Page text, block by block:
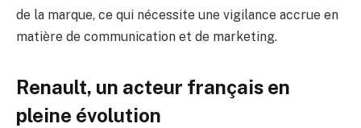
de la marque, ce qui nécessite une vigilance accrue en
matière de communication et de marketing.
Renault, un acteur français en
pleine évolution